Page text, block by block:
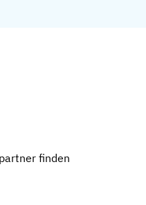
finden